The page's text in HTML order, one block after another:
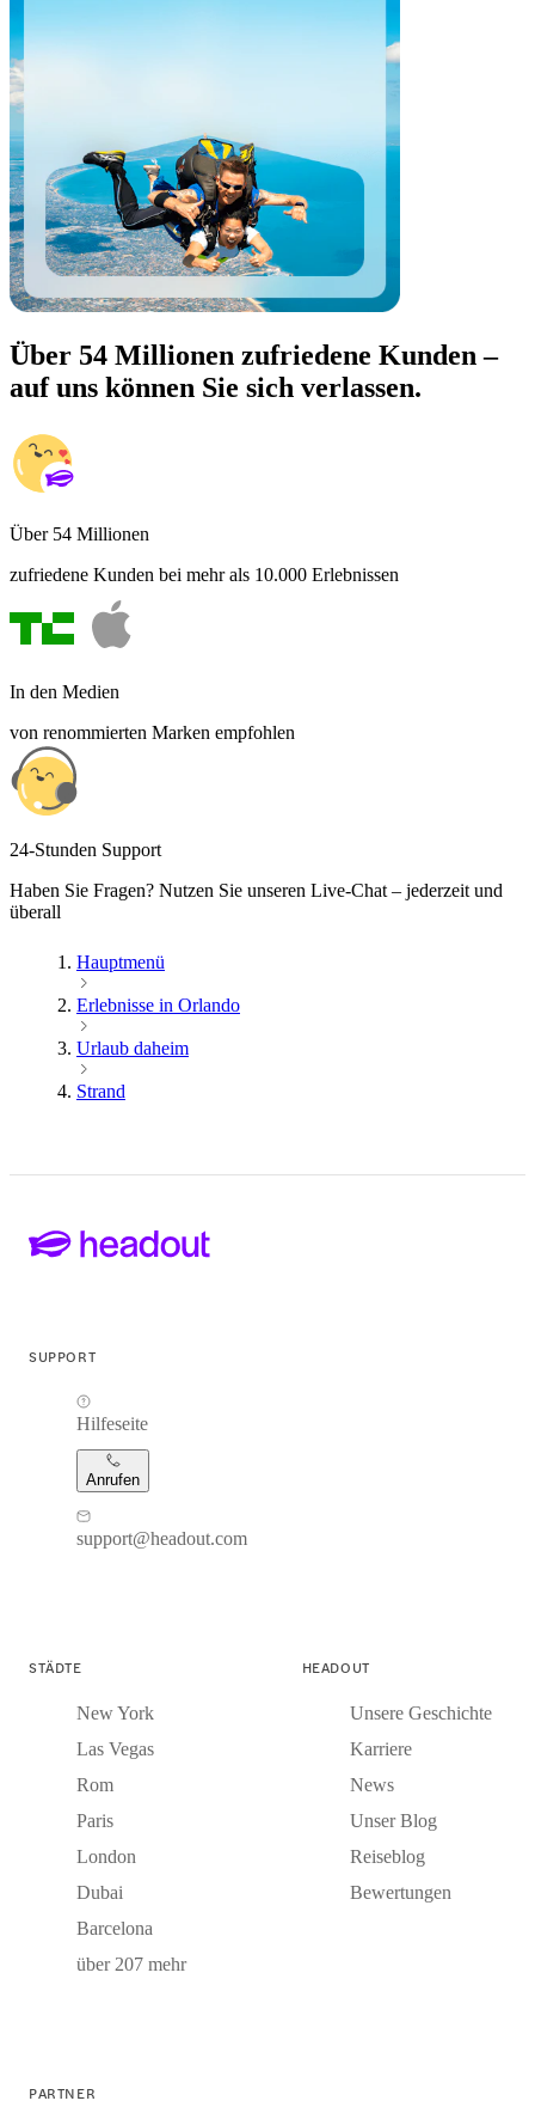
Über 54 Millionen zufriedene Kunden –
auf uns können Sie sich verlassen.
Über 54 Millionen
zufriedene Kunden bei mehr als 10.000 Erlebnissen
In den Medien
von renommierten Marken empfohlen
24-Stunden Support
Haben Sie Fragen? Nutzen Sie unseren Live-Chat – jederzeit und
überall
Hauptmenü
Erlebnisse in Orlando
Urlaub daheim
Strand
SUPPORT
Hilfeseite
Anrufen
support@headout.com
STÄDTE
New York
Las Vegas
Rom
Paris
London
Dubai
Barcelona
über 207 mehr
HEADOUT
Unsere Geschichte
Karriere
News
Unser Blog
Reiseblog
Bewertungen
PARTNER